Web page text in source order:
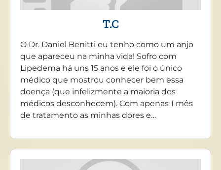
T.C
O Dr. Daniel Benitti eu tenho como um anjo
que apareceu na minha vida! Sofro com
Lipedema há uns 15 anos e ele foi o único
médico que mostrou conhecer bem essa
doença (que infelizmente a maioria dos
médicos desconhecem). Com apenas 1 mês
de tratamento as minhas dores e…